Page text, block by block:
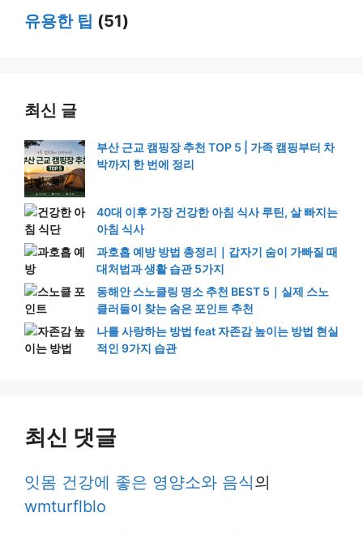
유용한 팁 (51)
최신 글
부산 근교 캠핑장 추천 TOP 5 | 가족 캠핑부터 차
박까지 한 번에 정리
40대 이후 가장 건강한 아침 식사 루틴, 살 빠지는
아침 식사
과호흡 예방 방법 총정리｜갑자기 숨이 가빠질 때
대처법과 생활 습관 5가지
동해안 스노클링 명소 추천 BEST 5｜실제 스노
클러들이 찾는 숨은 포인트 추천
나를 사랑하는 방법 feat 자존감 높이는 방법 현실
적인 9가지 습관
최신 댓글
잇몸 건강에 좋은 영양소와 음식의
wmturflblo